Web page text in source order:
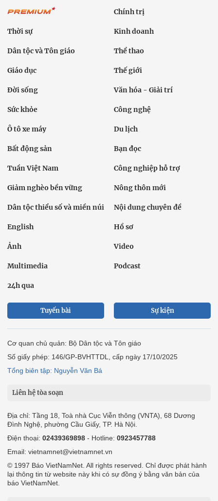
Chính trị
Thời sự Kinh doanh
Dân tộc và Tôn giáo Thể thao
Giáo dục Thế giới
Đời sống Văn hóa - Giải trí
Sức khỏe Công nghệ
Ô tô xe máy Du lịch
Bất động sản Bạn đọc
Tuần Việt Nam Công nghiệp hỗ trợ
Giảm nghèo bền vững Nông thôn mới
Dân tộc thiểu số và miền núi Nội dung chuyên đề
English Hồ sơ
Ảnh Video
Multimedia Podcast
24h qua
Tuyến bài Sự kiện
Cơ quan chủ quản: Bộ Dân tộc và Tôn giáo
Số giấy phép: 146/GP-BVHTTDL, cấp ngày 17/10/2025
Tổng biên tập: Nguyễn Văn Bá
Liên hệ tòa soạn
Địa chỉ: Tầng 18, Toà nhà Cục Viễn thông (VNTA), 68 Dương
Đình Nghệ, phường Cầu Giấy, TP. Hà Nội.
Điện thoại: 02439369898 - Hotline: 0923457788
Email: vietnamnet@vietnamnet.vn
© 1997 Báo VietNamNet. All rights reserved. Chỉ được phát hành
lại thông tin từ website này khi có sự đồng ý bằng văn bản của
báo VietNamNet.